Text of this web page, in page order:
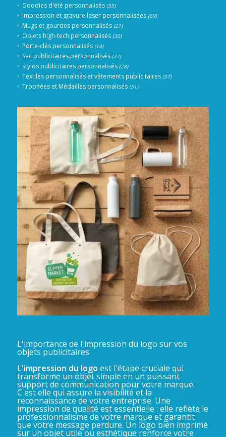
Goodies d'été personnalisés (55)
Impression et gravure laser personnalisées (69)
Mugs et gourdes personnalisés (21)
Objets high-tech personnalisés (30)
Porte-clés personnalisés (14)
Sac publicitaires personnalisés (22)
Stylos publicitaires personnalisés (28)
Textiles personnalisés et vêtements publicitaires (37)
Trophées et Médailles personnalisés (51)
L'importance de l'impression du logo sur vos
objets publicitaires
L'impression du logo est l'étape cruciale qui
transforme un objet simple en un puissant
support de communication pour votre marque.
C'est elle qui assure la visibilité et la
reconnaissance de votre entreprise. Une
impression de qualité est essentielle : elle reflète le
professionnalisme de votre marque et garantit
que votre message perdure. Un logo bien imprimé
sur un objet utile ou esthétique renforce votre